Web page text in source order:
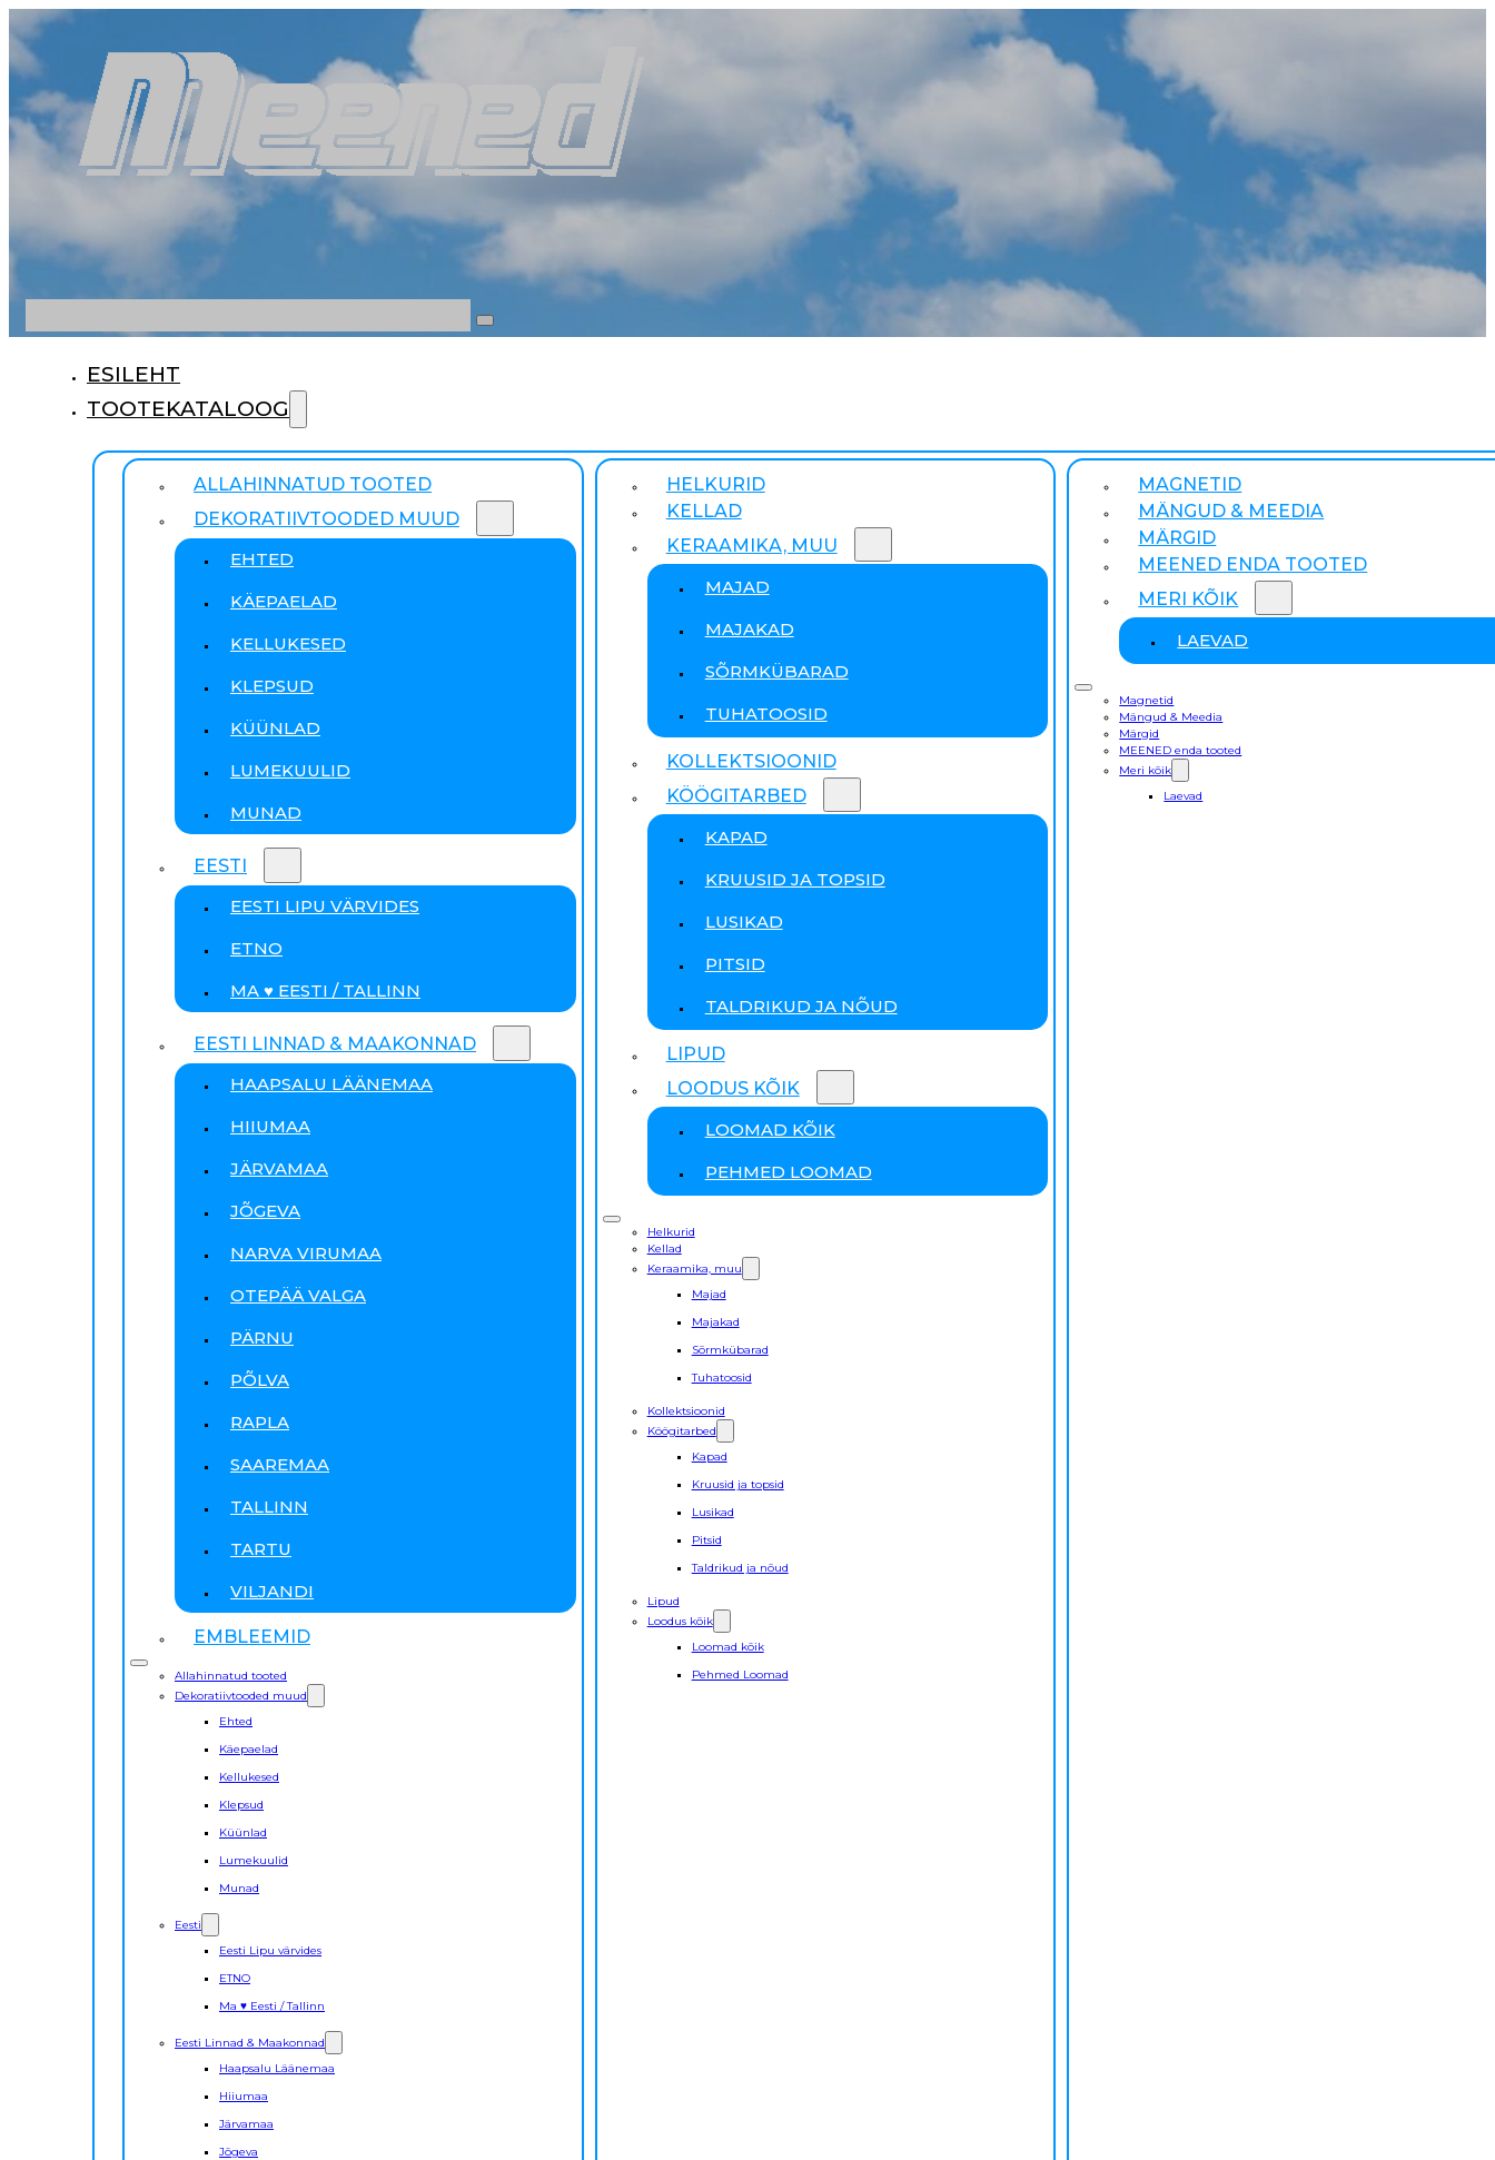
ESILEHT
TOOTEKATALOOG
ALLAHINNATUD TOOTED
DEKORATIIVTOODED MUUD
EHTED
KÄEPAELAD
KELLUKESED
KLEPSUD
KÜÜNLAD
LUMEKUULID
MUNAD
EESTI
EESTI LIPU VÄRVIDES
ETNO
MA ♥ EESTI / TALLINN
EESTI LINNAD & MAAKONNAD
HAAPSALU LÄÄNEMAA
HIIUMAA
JÄRVAMAA
JÕGEVA
NARVA VIRUMAA
OTEPÄÄ VALGA
PÄRNU
PÕLVA
RAPLA
SAAREMAA
TALLINN
TARTU
VILJANDI
EMBLEEMID
Allahinnatud tooted
Dekoratiivtooded muud
Ehted
Käepaelad
Kellukesed
Klepsud
Küünlad
Lumekuulid
Munad
Eesti
Eesti Lipu värvides
ETNO
Ma ♥ Eesti / Tallinn
Eesti Linnad & Maakonnad
Haapsalu Läänemaa
Hiiumaa
Järvamaa
Jõgeva
HELKURID
KELLAD
KERAAMIKA, MUU
MAJAD
MAJAKAD
SÕRMKÜBARAD
TUHATOOSID
KOLLEKTSIOONID
KÖÖGITARBED
KAPAD
KRUUSID JA TOPSID
LUSIKAD
PITSID
TALDRIKUD JA NÕUD
LIPUD
LOODUS KÕIK
LOOMAD KÕIK
PEHMED LOOMAD
Helkurid
Kellad
Keraamika, muu
Majad
Majakad
Sõrmkübarad
Tuhatoosid
Kollektsioonid
Köögitarbed
Kapad
Kruusid ja topsid
Lusikad
Pitsid
Taldrikud ja nõud
Lipud
Loodus kõik
Loomad kõik
Pehmed Loomad
MAGNETID
MÄNGUD & MEEDIA
MÄRGID
MEENED ENDA TOOTED
MERI KÕIK
LAEVAD
Magnetid
Mängud & Meedia
Märgid
MEENED enda tooted
Meri kõik
Laevad